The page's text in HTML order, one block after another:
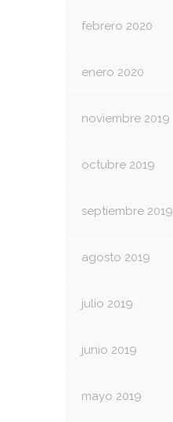
febrero 2020
enero 2020
noviembre 2019
octubre 2019
septiembre 2019
agosto 2019
julio 2019
junio 2019
mayo 2019